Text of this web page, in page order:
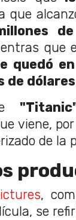
que
que
quedó
de dólares
viene,
de la
,
se